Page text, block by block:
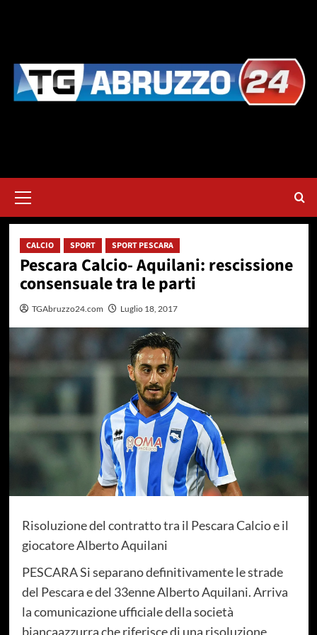
principale
CALCIO SPORT SPORT PESCARA
Pescara Calcio- Aquilani: rescissione
consensuale tra le parti
TGAbruzzo24.com Luglio 18, 2017
Risoluzione del contratto tra il Pescara Calcio e il
giocatore Alberto Aquilani
PESCARA Si separano definitivamente le strade
del Pescara e del 33enne Alberto Aquilani. Arriva
la comunicazione ufficiale della società
biancaazzurra che riferisce di una risoluzione